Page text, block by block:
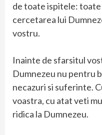
de toate ispitele: toate
cercetarea lui
vostru.
Inainte de sfarsitul
Dumnezeu nu pentru
necazuri si suferinte.
voastra, cu atat veti
ridica la Dumnezeu.